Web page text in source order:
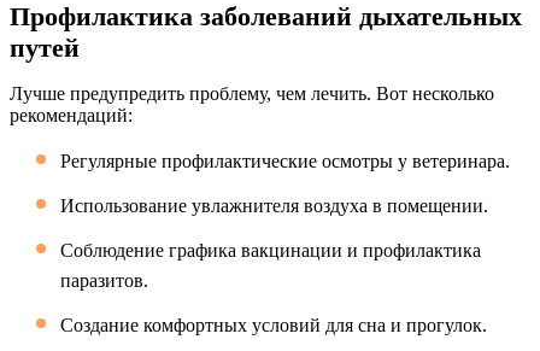
Профилактика заболеваний дыхательных
путей
Лучше предупредить проблему, чем лечить. Вот несколько
рекомендаций:
Регулярные профилактические осмотры у ветеринара.
Использование увлажнителя воздуха в помещении.
Соблюдение графика вакцинации и профилактика
паразитов.
Создание комфортных условий для сна и прогулок.